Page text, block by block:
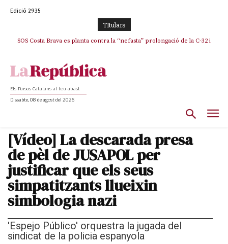
Edició 2935
TItulars
SOS Costa Brava es planta contra la “nefasta” prolongació de la C-32 i
Els Països Catalans al teu abast
Dissabte, 08 de agost del 2026
[Vídeo] La descarada presa
de pèl de JUSAPOL per
justificar que els seus
simpatitzants llueixin
simbologia nazi
'Espejo Público' orquestra la jugada del
sindicat de la policia espanyola